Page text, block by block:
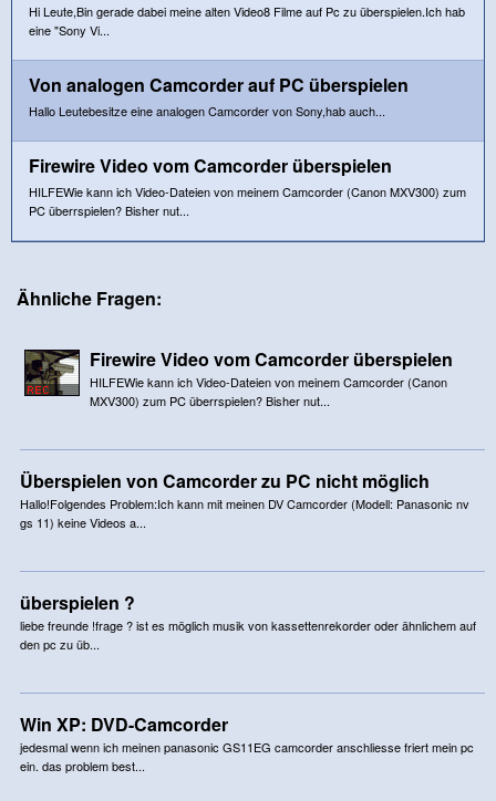
Hi Leute,Bin gerade dabei meine alten Video8 Filme auf Pc zu überspielen.Ich hab
eine "Sony Vi...
Von analogen Camcorder auf PC überspielen
Hallo Leutebesitze eine analogen Camcorder von Sony,hab auch...
Firewire Video vom Camcorder überspielen
HILFEWie kann ich Video-Dateien von meinem Camcorder (Canon MXV300) zum
PC überrspielen? Bisher nut...
Ähnliche Fragen:
Firewire Video vom Camcorder überspielen
HILFEWie kann ich Video-Dateien von meinem Camcorder (Canon
MXV300) zum PC überrspielen? Bisher nut...
Überspielen von Camcorder zu PC nicht möglich
Hallo!Folgendes Problem:Ich kann mit meinen DV Camcorder (Modell: Panasonic nv
gs 11) keine Videos a...
überspielen ?
liebe freunde !frage ? ist es möglich musik von kassettenrekorder oder ähnlichem auf
den pc zu üb...
Win XP: DVD-Camcorder
jedesmal wenn ich meinen panasonic GS11EG camcorder anschliesse friert mein pc
ein. das problem best...